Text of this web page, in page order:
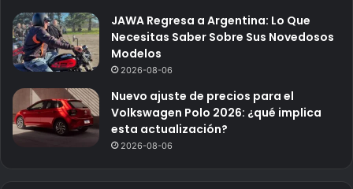
JAWA Regresa a Argentina: Lo Que
Necesitas Saber Sobre Sus Novedosos
Modelos
2026-08-06
Nuevo ajuste de precios para el
Volkswagen Polo 2026: ¿qué implica
esta actualización?
2026-08-06